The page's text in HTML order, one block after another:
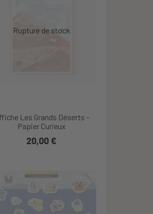
Les Grands Déserts -
Papier Curieux
20,00 €